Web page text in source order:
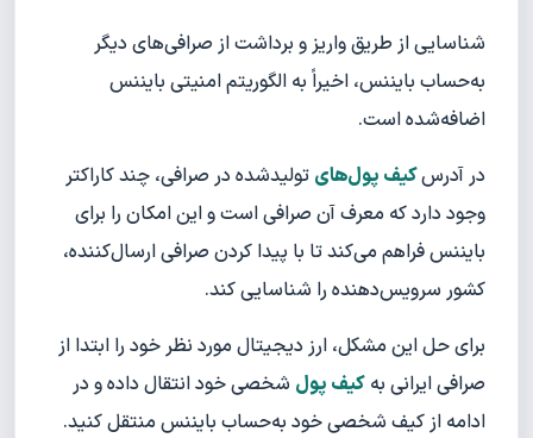
شناسایی از طریق واریز و برداشت از صرافی‌های دیگر
به‌حساب بایننس، اخیراً به الگوریتم امنیتی بایننس
اضافه‌شده است.
در آدرسکیف پول‌های تولیدشده در صرافی، چند کاراکتر
وجود دارد که معرف آن صرافی است و این امکان را برای
بایننس فراهم می‌کند تا با پیدا کردن صرافی ارسال‌کننده،
کشور سرویس‌دهنده را شناسایی کند.
برای حل این مشکل، ارز دیجیتال مورد نظر خود را ابتدا از
صرافی ایرانی به کیف پول شخصی خود انتقال داده و در
ادامه از کیف شخصی خود به‌حساب بایننس منتقل کنید.